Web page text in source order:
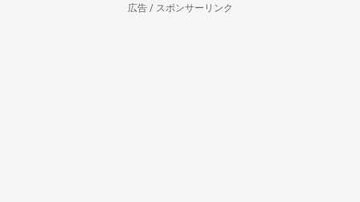
広告 / スポンサーリンク